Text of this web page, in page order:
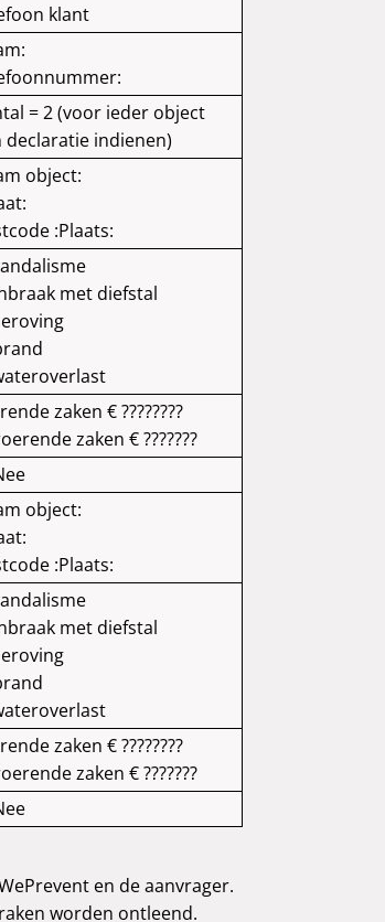
klant
= 2 (voor ieder object
declaratie indienen)
object:
:Plaats:
met diefstal
zaken € ????????
zaken € ???????
object:
:Plaats:
met diefstal
zaken € ????????
zaken € ???????
en de aanvrager.
worden ontleend.